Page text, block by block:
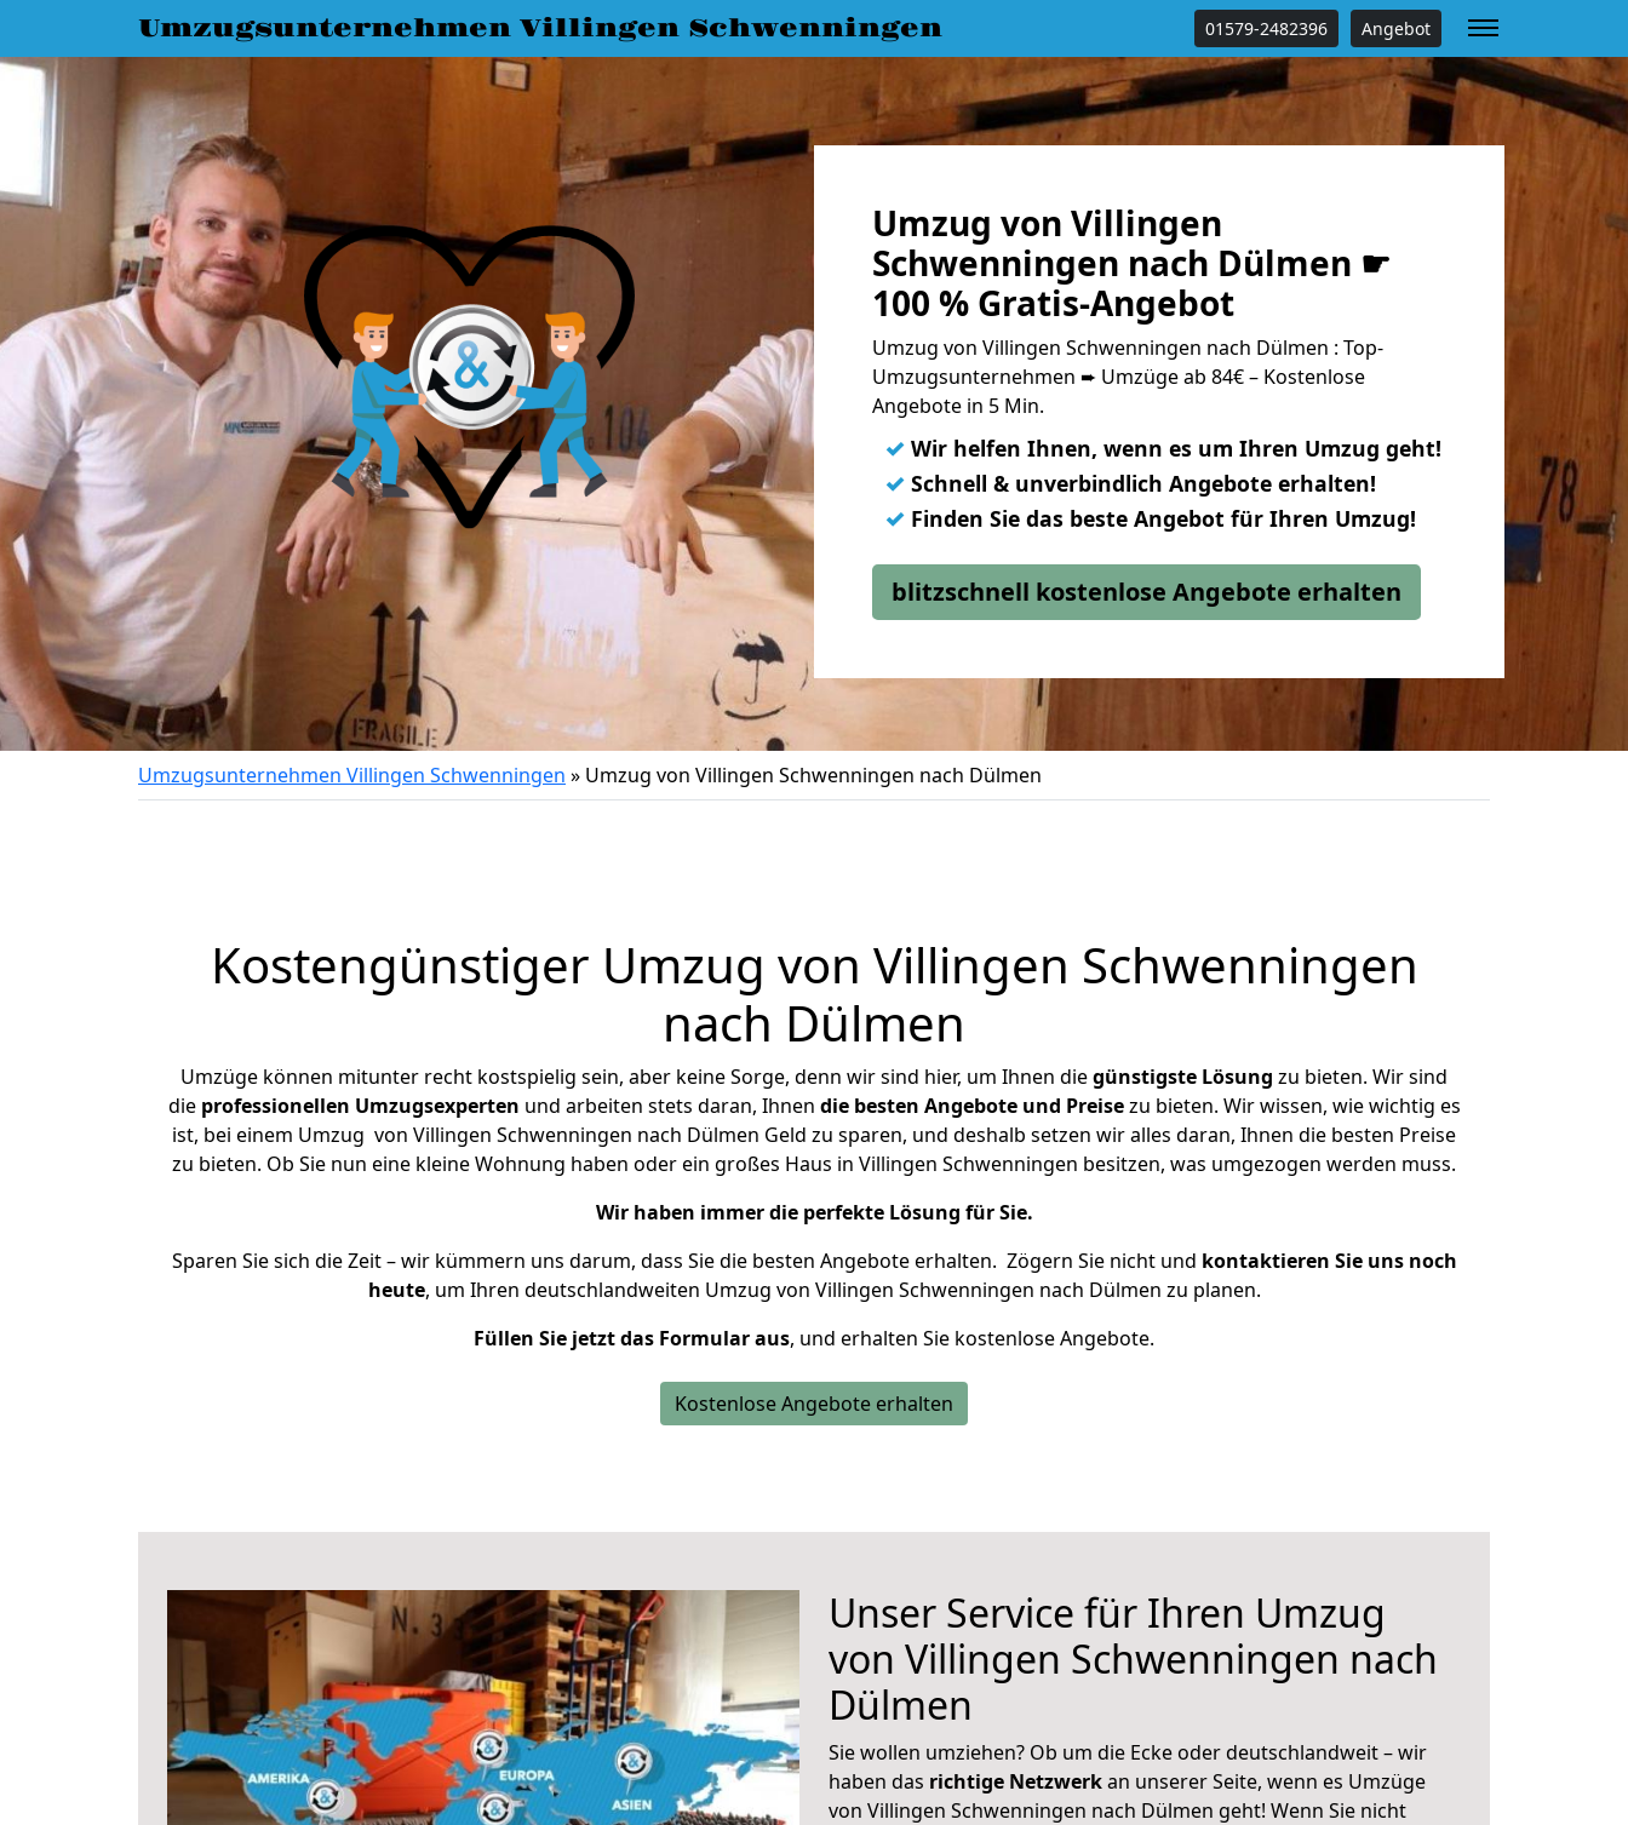
Umzugsunternehmen Villingen Schwenningen 01579-2482396 Angebot
Umzug von Villingen
Schwenningen nach Dülmen ☛
100 % Gratis-Angebot
Umzug von Villingen Schwenningen nach Dülmen : Top-
Umzugsunternehmen ➨ Umzüge ab 84€ – Kostenlose
Angebote in 5 Min.
✓ Wir helfen Ihnen, wenn es um Ihren Umzug geht!
✓ Schnell & unverbindlich Angebote erhalten!
✓ Finden Sie das beste Angebot für Ihren Umzug!
blitzschnell kostenlose Angebote erhalten
Umzugsunternehmen Villingen Schwenningen » Umzug von Villingen Schwenningen nach Dülmen
Kostengünstiger Umzug von Villingen Schwenningen
nach Dülmen
Umzüge können mitunter recht kostspielig sein, aber keine Sorge, denn wir sind hier, um Ihnen diegünstigste Lösung zu bieten. Wir sind
die professionellen Umzugsexperten und arbeiten stets daran, Ihnen die besten Angebote und Preisezu bieten. Wir wissen, wie wichtig es
ist, bei einem Umzug von Villingen Schwenningen nach Dülmen Geld zu sparen, und deshalb setzen wir alles daran, Ihnen die besten Preise
zu bieten. Ob Sie nun eine kleine Wohnung haben oder ein großes Haus in Villingen Schwenningen besitzen, was umgezogen werden muss.
Wir haben immer die perfekte Lösung für Sie.
Sparen Sie sich die Zeit – wir kümmern uns darum, dass Sie die besten Angebote erhalten. Zögern Sie nicht und kontaktieren Sie uns noch
heute, um Ihren deutschlandweiten Umzug von Villingen Schwenningen nach Dülmen zu planen.
Füllen Sie jetzt das Formular aus, und erhalten Sie kostenlose Angebote.
Kostenlose Angebote erhalten
Unser Service für Ihren Umzug
von Villingen Schwenningen nach
Dülmen
Sie wollen umziehen? Ob um die Ecke oder deutschlandweit – wir
haben das richtige Netzwerkan unserer Seite, wenn es Umzüge
von Villingen Schwenningen nach Dülmen geht! Wenn Sie nicht